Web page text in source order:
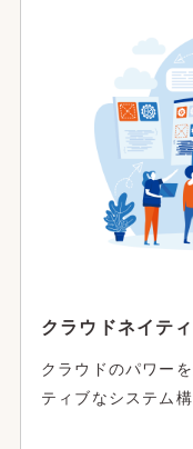
クラウドネイテ
クラウドのパワー
ティブなシステム